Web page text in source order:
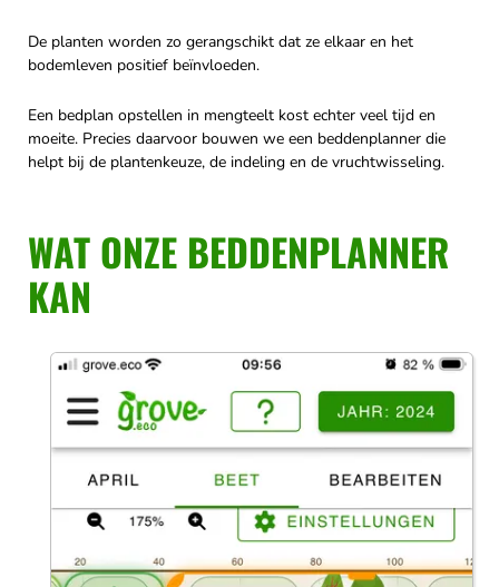
De planten worden zo gerangschikt dat ze elkaar en het
bodemleven positief beïnvloeden.
Een bedplan opstellen in mengteelt kost echter veel tijd en
moeite. Precies daarvoor bouwen we een beddenplanner die
helpt bij de plantenkeuze, de indeling en de vruchtwisseling.
WAT ONZE BEDDENPLANNER
KAN